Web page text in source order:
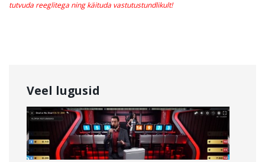
tutvuda reeglitega ning käituda vastutustundlikult!
Veel lugusid